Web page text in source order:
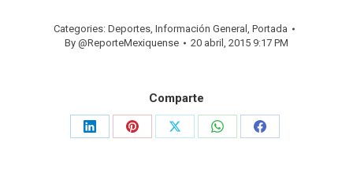
Categories: Deportes, Información General , Portada
By @ReporteMexiquense 20 abril, 2015 9:17 PM
Comparte
Share
Share
Share
Share
Share